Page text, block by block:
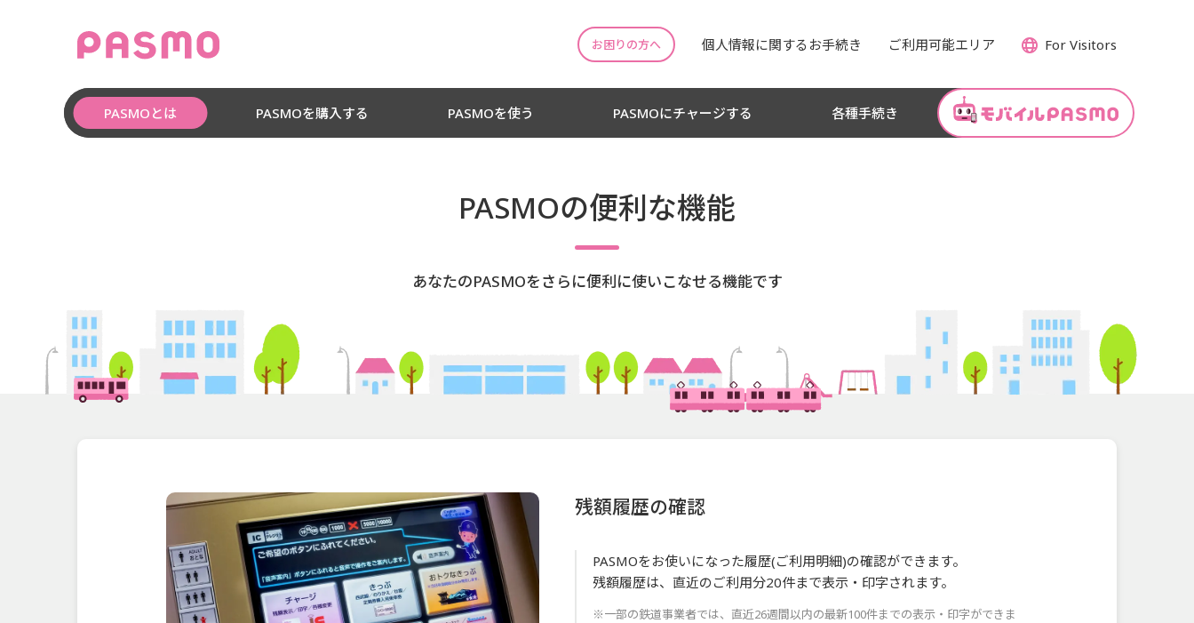
お困りの方へ 個人情報に関するお手続き ご利用可能エリア For Visitors
PASMOとは PASMOを購入する PASMOを使う PASMOにチャージする 各種手続き
PASMOの便利な機能
あなたのPASMOをさらに便利に使いこなせる機能です
残額履歴の確認
PASMOをお使いになった履歴(ご利用明細)の確認ができます。
残額履歴は、直近のご利用分20件まで表示・印字されます。
※一部の鉄道事業者では、直近26週間以内の最新100件までの表示・印字ができま